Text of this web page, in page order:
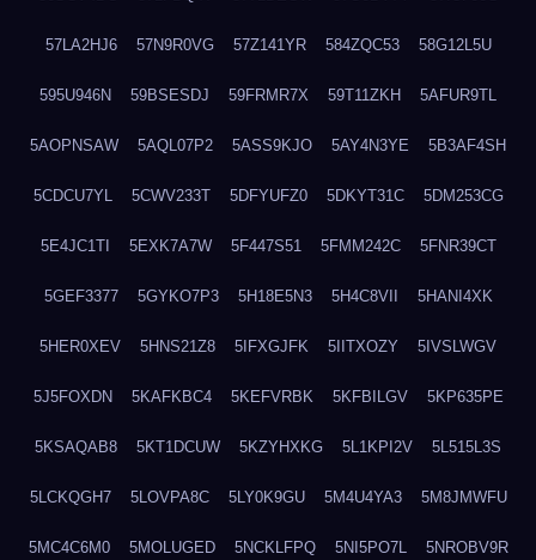
57LA2HJ6 57N9R0VG 57Z141YR 584ZQC53 58G12L5U
595U946N 59BSESDJ 59FRMR7X 59T11ZKH 5AFUR9TL
5AOPNSAW 5AQL07P2 5ASS9KJO 5AY4N3YE 5B3AF4SH
5CDCU7YL 5CWV233T 5DFYUFZ0 5DKYT31C 5DM253CG
5E4JC1TI 5EXK7A7W 5F447S51 5FMM242C 5FNR39CT
5GEF3377 5GYKO7P3 5H18E5N3 5H4C8VII 5HANI4XK
5HER0XEV 5HNS21Z8 5IFXGJFK 5IITXOZY 5IVSLWGV
5J5FOXDN 5KAFKBC4 5KEFVRBK 5KFBILGV 5KP635PE
5KSAQAB8 5KT1DCUW 5KZYHXKG 5L1KPI2V 5L515L3S
5LCKQGH7 5LOVPA8C 5LY0K9GU 5M4U4YA3 5M8JMWFU
5MC4C6M0 5MOLUGED 5NCKLFPQ 5NI5PO7L 5NROBV9R